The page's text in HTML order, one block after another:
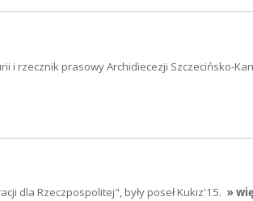
i rzecznik prasowy Archidiecezji Szczecińsko-
dla Rzeczpospolitej", były poseł Kukiz'15. »